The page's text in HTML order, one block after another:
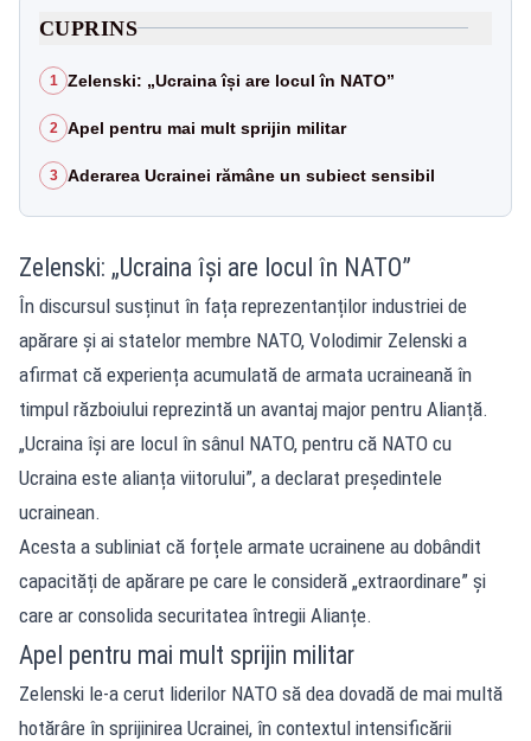
CUPRINS
1 Zelenski: „Ucraina își are locul în NATO”
2 Apel pentru mai mult sprijin militar
3 Aderarea Ucrainei rămâne un subiect sensibil
Zelenski: „Ucraina își are locul în NATO”
În discursul susținut în fața reprezentanților industriei de
apărare și ai statelor membre NATO, Volodimir Zelenski a
afirmat că experiența acumulată de armata ucraineană în
timpul războiului reprezintă un avantaj major pentru Alianță.
„Ucraina își are locul în sânul NATO, pentru că NATO cu
Ucraina este alianța viitorului”, a declarat președintele
ucrainean.
Acesta a subliniat că forțele armate ucrainene au dobândit
capacități de apărare pe care le consideră „extraordinare” și
care ar consolida securitatea întregii Alianțe.
Apel pentru mai mult sprijin militar
Zelenski le-a cerut liderilor NATO să dea dovadă de mai multă
hotărâre în sprijinirea Ucrainei, în contextul intensificării